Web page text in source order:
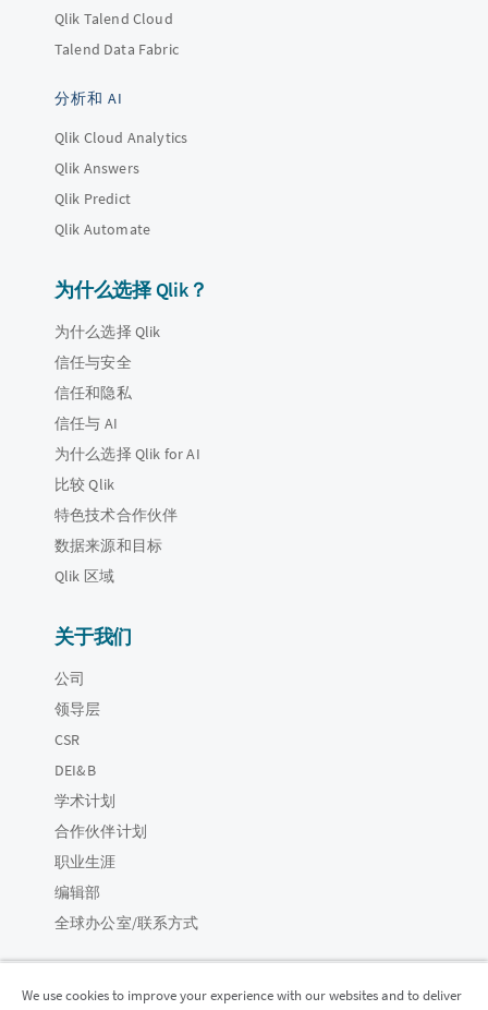
Qlik Talend Cloud
Talend Data Fabric
分析和 AI
Qlik Cloud Analytics
Qlik Answers
Qlik Predict
Qlik Automate
为什么选择 Qlik？
为什么选择 Qlik
信任与安全
信任和隐私
信任与 AI
为什么选择 Qlik for AI
比较 Qlik
特色技术合作伙伴
数据来源和目标
Qlik 区域
关于我们
公司
领导层
CSR
DEI&B
学术计划
合作伙伴计划
职业生涯
编辑部
全球办公室/联系方式
We use cookies to improve your experience with our websites and to deliver